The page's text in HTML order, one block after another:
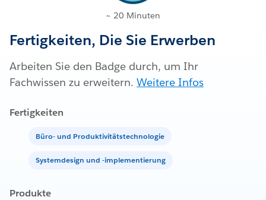
~ 20 Minuten
Fertigkeiten, Die Sie Erwerben
Arbeiten Sie den Badge durch, um Ihr
Fachwissen zu erweitern. Weitere Infos
Fertigkeiten
Büro- und Produktivitätstechnologie
Systemdesign und -implementierung
Produkte